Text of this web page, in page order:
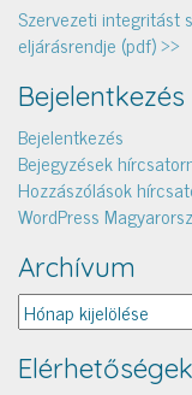
Szervezeti integritást
eljárásrendje (pdf) >>
Bejelentkezés
Bejelentkezés
Bejegyzések
Hozzászólások
WordPress
Archívum
Archívum
Elérhetőségek